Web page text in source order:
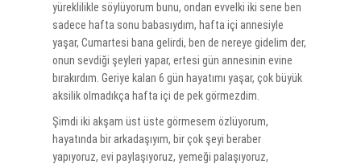
yüreklilikle söylüyorum bunu, ondan evvelki iki sene ben
sadece hafta sonu babasıydım, hafta içi annesiyle
yaşar, Cumartesi bana gelirdi, ben de nereye gidelim der,
onun sevdiği şeyleri yapar, ertesi gün annesinin evine
bırakırdım. Geriye kalan 6 gün hayatımı yaşar, çok büyük
aksilik olmadıkça hafta içi de pek görmezdim.
Şimdi iki akşam üst üste görmesem özlüyorum,
hayatında bir arkadaşıyım, bir çok şeyi beraber
yapıyoruz, evi paylaşıyoruz, yemeği palaşıyoruz,